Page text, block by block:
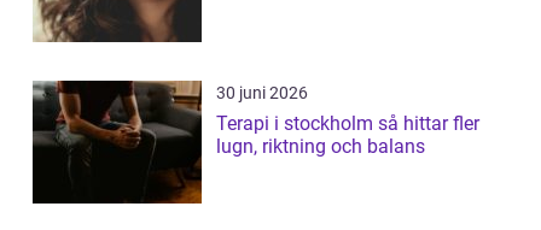
30 juni 2026
Terapi i stockholm så hittar fler
lugn, riktning och balans